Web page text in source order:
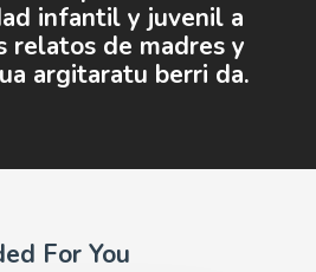
infantil y juvenil a
relatos de madres y
argitaratu berri da.
For You